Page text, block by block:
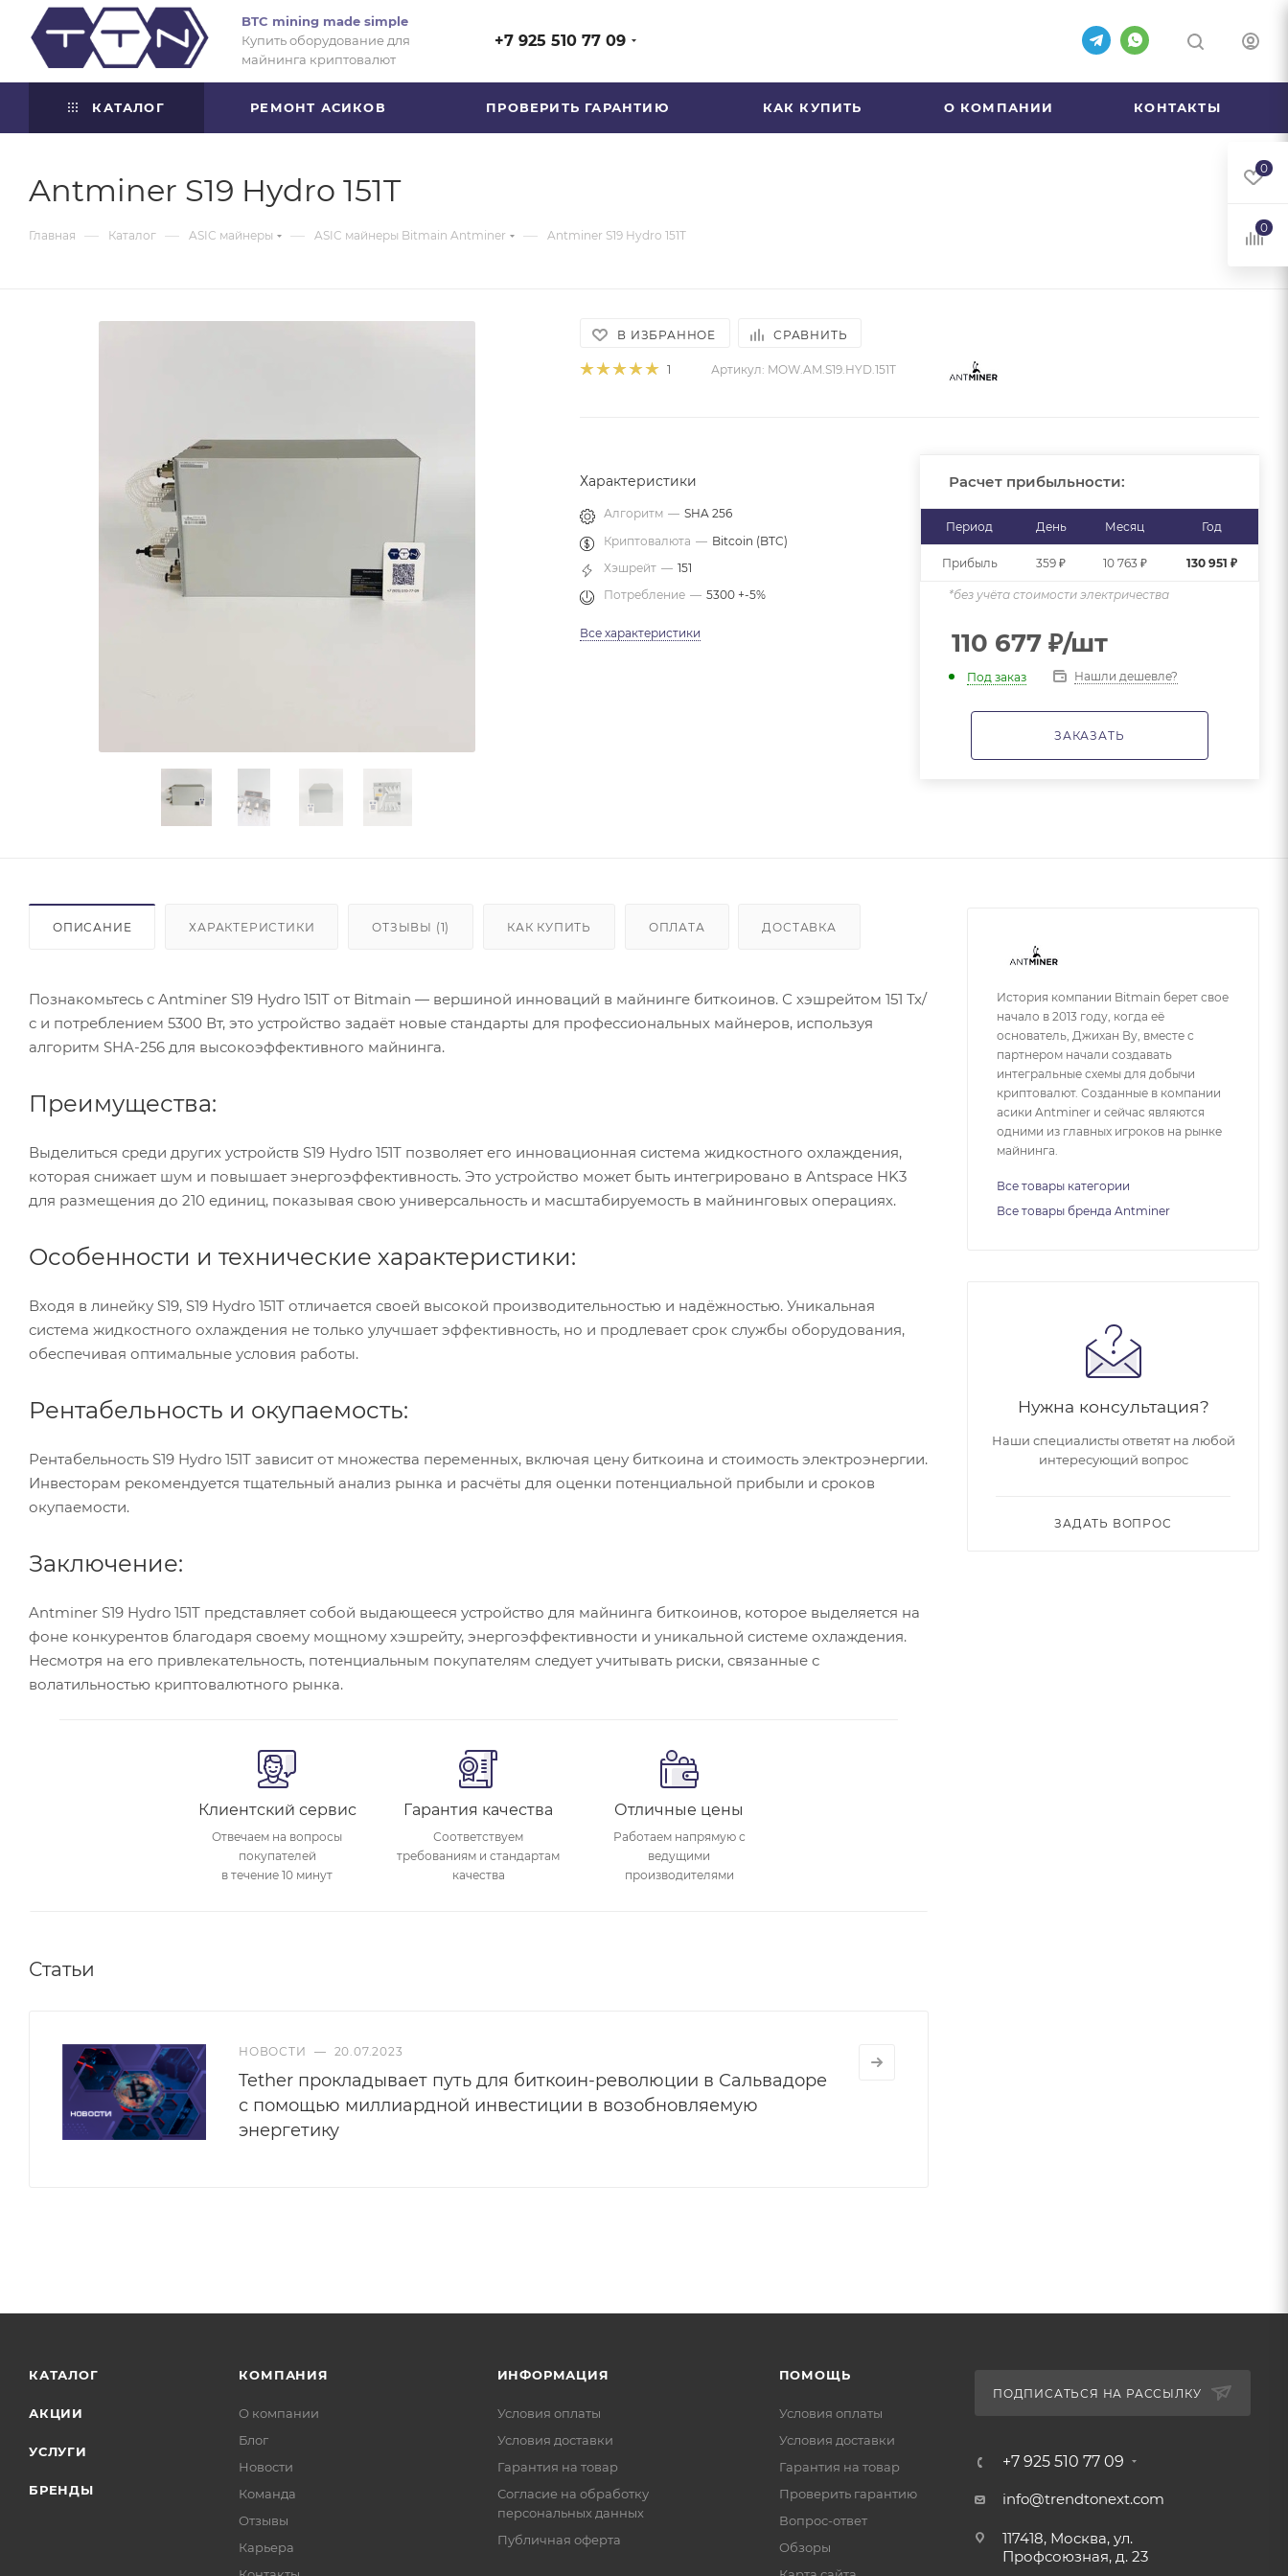
BTC mining made simple
Купить оборудование для
майнинга криптовалют
+7 925 510 77 09
КАТАЛОГ РЕМОНТ АСИКОВ ПРОВЕРИТЬ ГАРАНТИЮ КАК КУПИТЬ О КОМПАНИИ КОНТАКТЫ
Antminer S19 Hydro 151T
Главная — Каталог — ASIC майнеры — ASIC майнеры Bitmain Antminer — Antminer S19 Hydro 151T
В ИЗБРАННОЕ СРАВНИТЬ
1 Артикул: MOW.AM.S19.HYD.151T
Характеристики
Алгоритм — SHA 256
Криптовалюта — Bitcoin (BTC)
Хэшрейт — 151
Потребление — 5300 +-5%
Все характеристики
Расчет прибыльности:
Период День Месяц Год
Прибыль 359 ₽ 10 763 ₽ 130 951 ₽
*без учёта стоимости электричества
110 677₽/шт
Под заказ Нашли дешевле?
ЗАКАЗАТЬ
ОПИСАНИЕ ХАРАКТЕРИСТИКИ ОТЗЫВЫ (1) КАК КУПИТЬ ОПЛАТА ДОСТАВКА
Познакомьтесь с Antminer S19 Hydro 151T от Bitmain — вершиной инноваций в майнинге биткоинов. С хэшрейтом 151 Тх/
с и потреблением 5300 Вт, это устройство задаёт новые стандарты для профессиональных майнеров, используя
алгоритм SHA-256 для высокоэффективного майнинга.
Преимущества:
Выделиться среди других устройств S19 Hydro 151T позволяет его инновационная система жидкостного охлаждения,
которая снижает шум и повышает энергоэффективность. Это устройство может быть интегрировано в Antspace HK3
для размещения до 210 единиц, показывая свою универсальность и масштабируемость в майнинговых операциях.
Особенности и технические характеристики:
Входя в линейку S19, S19 Hydro 151T отличается своей высокой производительностью и надёжностью. Уникальная
система жидкостного охлаждения не только улучшает эффективность, но и продлевает срок службы оборудования,
обеспечивая оптимальные условия работы.
Рентабельность и окупаемость:
Рентабельность S19 Hydro 151T зависит от множества переменных, включая цену биткоина и стоимость электроэнергии.
Инвесторам рекомендуется тщательный анализ рынка и расчёты для оценки потенциальной прибыли и сроков
окупаемости.
Заключение:
Antminer S19 Hydro 151T представляет собой выдающееся устройство для майнинга биткоинов, которое выделяется на
фоне конкурентов благодаря своему мощному хэшрейту, энергоэффективности и уникальной системе охлаждения.
Несмотря на его привлекательность, потенциальным покупателям следует учитывать риски, связанные с
волатильностью криптовалютного рынка.
Клиентский сервис
Отвечаем на вопросы
покупателей
в течение 10 минут
Гарантия качества
Соответствуем
требованиям и стандартам
качества
Отличные цены
Работаем напрямую с
ведущими
производителями
Статьи
НОВОСТИ — 20.07.2023
Tether прокладывает путь для биткоин-революции в Сальвадоре
с помощью миллиардной инвестиции в возобновляемую
энергетику
История компании Bitmain берет свое
начало в 2013 году, когда её
основатель, Джихан Ву, вместе с
партнером начали создавать
интегральные схемы для добычи
криптовалют. Созданные в компании
асики Antminer и сейчас являются
одними из главных игроков на рынке
майнинга.
Все товары категории
Все товары бренда Antminer
Нужна консультация?
Наши специалисты ответят на любой
интересующий вопрос
ЗАДАТЬ ВОПРОС
КАТАЛОГ
АКЦИИ
УСЛУГИ
БРЕНДЫ
КОМПАНИЯ
О компании
Блог
Новости
Команда
Отзывы
Карьера
ИНФОРМАЦИЯ
Условия оплаты
Условия доставки
Гарантия на товар
Согласие на обработку
персональных данных
Публичная оферта
ПОМОЩЬ
Условия оплаты
Условия доставки
Гарантия на товар
Проверить гарантию
Вопрос-ответ
Обзоры
ПОДПИСАТЬСЯ НА РАССЫЛКУ
+7 925 510 77 09
info@trendtonext.com
117418, Москва, ул.
Профсоюзная, д. 23
0
0